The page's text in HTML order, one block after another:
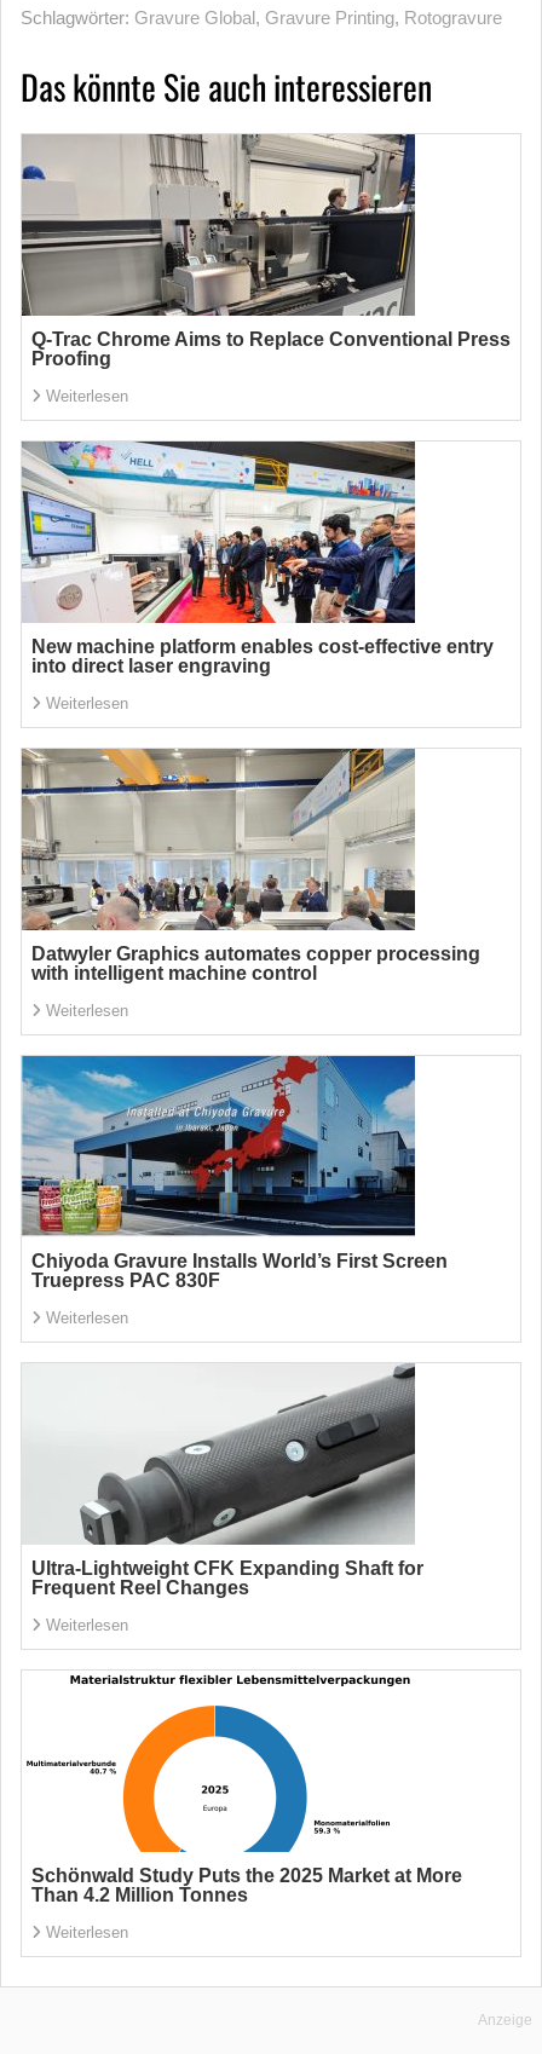
Schlagwörter: Gravure Global, Gravure Printing, Rotogravure
Das könnte Sie auch interessieren
Q-Trac Chrome Aims to Replace Conventional Press
Proofing
Weiterlesen
New machine platform enables cost-effective entry
into direct laser engraving
Weiterlesen
Datwyler Graphics automates copper processing
with intelligent machine control
Weiterlesen
Chiyoda Gravure Installs World’s First Screen
Truepress PAC 830F
Weiterlesen
Ultra-Lightweight CFK Expanding Shaft for
Frequent Reel Changes
Weiterlesen
Schönwald Study Puts the 2025 Market at More
Than 4.2 Million Tonnes
Weiterlesen
Anzeige